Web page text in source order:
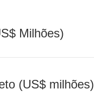
Milhões)
(US$ milhões)